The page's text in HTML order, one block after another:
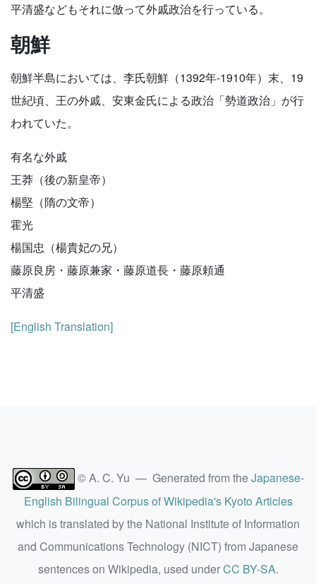
平清盛などもそれに倣って外戚政治を行っている。
朝鮮
朝鮮半島においては、李氏朝鮮（1392年-1910年）末、19
世紀頃、王の外戚、安東金氏による政治「勢道政治」が行
われていた。
有名な外戚
王莽（後の新皇帝）
楊堅（隋の文帝）
霍光
楊国忠（楊貴妃の兄）
藤原良房・藤原兼家・藤原道長・藤原頼通
平清盛
[English Translation]
© A. C. Yu — Generated from theJapanese-
English Bilingual Corpus of Wikipedia's Kyoto Articles
which is translated by the National Institute of Information
and Communications Technology (NICT) from Japanese
sentences on Wikipedia, used underCC BY-SA.